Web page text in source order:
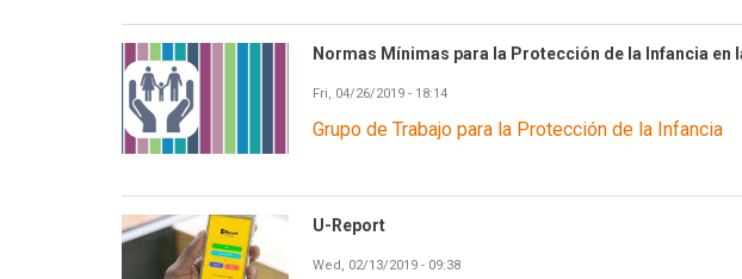
Normas Mínimas para la Protección de la Infancia en
Fri, 04/26/2019 - 18:14
Grupo de Trabajo para la Protección de la Infancia
U-Report
Wed, 02/13/2019 - 09:38